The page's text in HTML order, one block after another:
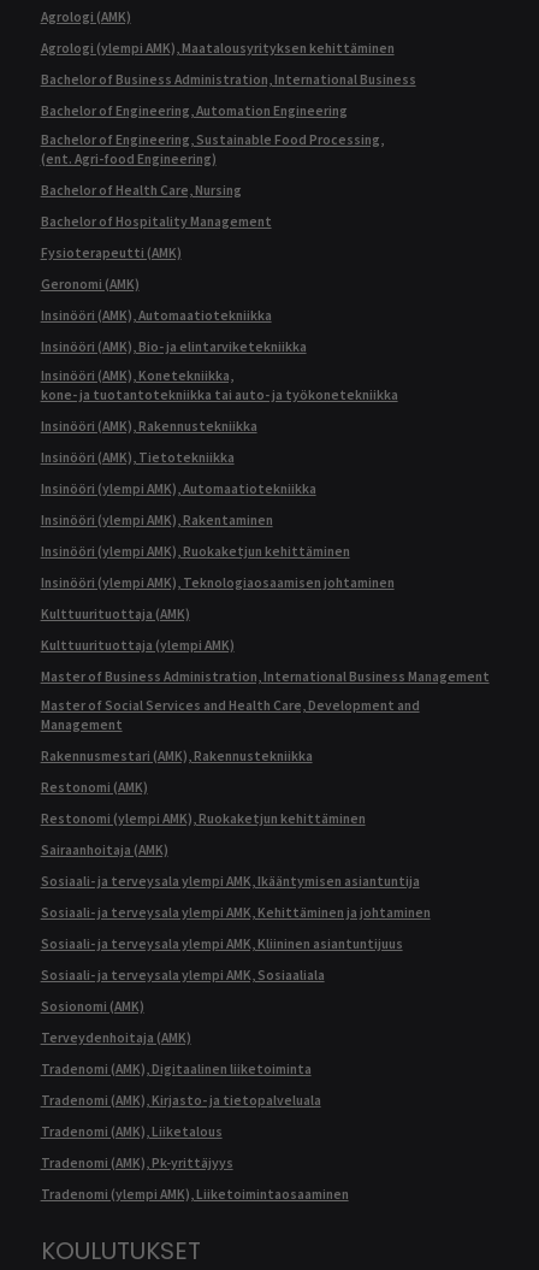
Agrologi (AMK)
Agrologi (ylempi AMK), Maatalousyrityksen kehittäminen
Bachelor of Business Administration, International Business
Bachelor of Engineering, Automation Engineering
Bachelor of Engineering, Sustainable Food Processing,
(ent. Agri-food Engineering)
Bachelor of Health Care, Nursing
Bachelor of Hospitality Management
Fysioterapeutti (AMK)
Geronomi (AMK)
Insinööri (AMK), Automaatiotekniikka
Insinööri (AMK), Bio- ja elintarviketekniikka
Insinööri (AMK), Konetekniikka,
kone- ja tuotantotekniikka tai auto- ja työkonetekniikka
Insinööri (AMK), Rakennustekniikka
Insinööri (AMK), Tietotekniikka
Insinööri (ylempi AMK), Automaatiotekniikka
Insinööri (ylempi AMK), Rakentaminen
Insinööri (ylempi AMK), Ruokaketjun kehittäminen
Insinööri (ylempi AMK), Teknologiaosaamisen johtaminen
Kulttuurituottaja (AMK)
Kulttuurituottaja (ylempi AMK)
Master of Business Administration, International Business Management
Master of Social Services and Health Care, Development and
Management
Rakennusmestari (AMK), Rakennustekniikka
Restonomi (AMK)
Restonomi (ylempi AMK), Ruokaketjun kehittäminen
Sairaanhoitaja (AMK)
Sosiaali- ja terveysala ylempi AMK, Ikääntymisen asiantuntija
Sosiaali- ja terveysala ylempi AMK, Kehittäminen ja johtaminen
Sosiaali- ja terveysala ylempi AMK, Kliininen asiantuntijuus
Sosiaali- ja terveysala ylempi AMK, Sosiaaliala
Sosionomi (AMK)
Terveydenhoitaja (AMK)
Tradenomi (AMK), Digitaalinen liiketoiminta
Tradenomi (AMK), Kirjasto- ja tietopalveluala
Tradenomi (AMK), Liiketalous
Tradenomi (AMK), Pk-yrittäjyys
Tradenomi (ylempi AMK), Liiketoimintaosaaminen
KOULUTUKSET